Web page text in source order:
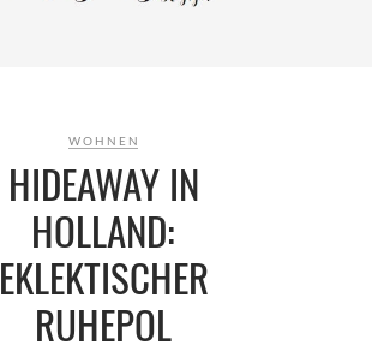
ARCHITEKTUR
ÜBER MICH
KONTAKT
WOHNEN
HIDEAWAY IN
HOLLAND:
EKLEKTISCHER
RUHEPOL